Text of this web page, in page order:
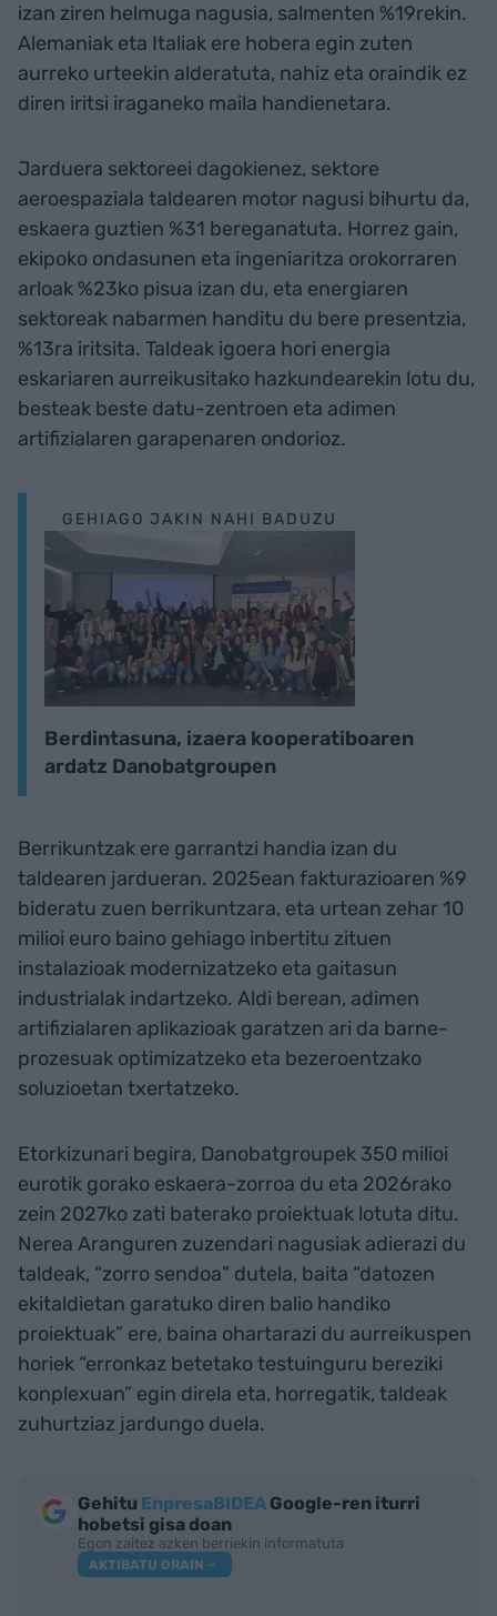
izan ziren helmuga nagusia, salmenten %19rekin.
Alemaniak eta Italiak ere hobera egin zuten
aurreko urteekin alderatuta, nahiz eta oraindik ez
diren iritsi iraganeko maila handienetara.
Jarduera sektoreei dagokienez, sektore
aeroespaziala taldearen motor nagusi bihurtu da,
eskaera guztien %31 bereganatuta. Horrez gain,
ekipoko ondasunen eta ingeniaritza orokorraren
arloak %23ko pisua izan du, eta energiaren
sektoreak nabarmen handitu du bere presentzia,
%13ra iritsita. Taldeak igoera hori energia
eskariaren aurreikusitako hazkundearekin lotu du,
besteak beste datu-zentroen eta adimen
artifizialaren garapenaren ondorioz.
GEHIAGO JAKIN NAHI BADUZU
Berdintasuna, izaera kooperatiboaren
ardatz Danobatgroupen
Berrikuntzak ere garrantzi handia izan du
taldearen jardueran. 2025ean fakturazioaren %9
bideratu zuen berrikuntzara, eta urtean zehar 10
milioi euro baino gehiago inbertitu zituen
instalazioak modernizatzeko eta gaitasun
industrialak indartzeko. Aldi berean, adimen
artifizialaren aplikazioak garatzen ari da barne-
prozesuak optimizatzeko eta bezeroentzako
soluzioetan txertatzeko.
Etorkizunari begira, Danobatgroupek 350 milioi
eurotik gorako eskaera-zorroa du eta 2026rako
zein 2027ko zati baterako proiektuak lotuta ditu.
Nerea Aranguren zuzendari nagusiak adierazi du
taldeak, “zorro sendoa” dutela, baita “datozen
ekitaldietan garatuko diren balio handiko
proiektuak” ere, baina ohartarazi du aurreikuspen
horiek “erronkaz betetako testuinguru bereziki
konplexuan” egin direla eta, horregatik, taldeak
zuhurtziaz jardungo duela.
Gehitu EnpresaBIDEA Google-ren iturri
hobetsi gisa doan
Egon zaitez azken berriekin informatuta
AKTIBATU ORAIN